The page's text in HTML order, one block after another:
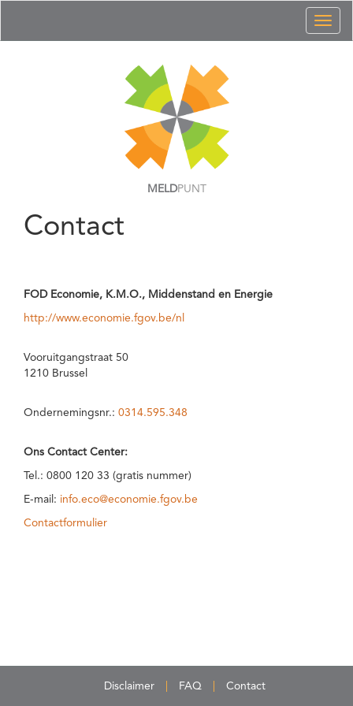
MELDPUNT
Contact
FOD Economie, K.M.O., Middenstand en Energie
http://www.economie.fgov.be/nl
Vooruitgangstraat 50
1210 Brussel
Ondernemingsnr.: 0314.595.348
Ons Contact Center:
Tel.: 0800 120 33 (gratis nummer)
E-mail: info.eco@economie.fgov.be
Contactformulier
Disclaimer FAQ Contact